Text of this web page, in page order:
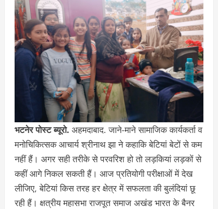
भटनेर पोस्ट ब्यूरो. अहमदाबाद. जाने-माने सामाजिक कार्यकर्ता व
मनोचिकित्सक आचार्य श्रीनाथ झा ने कहाकि बेटियां बेटों से कम
नहीं हैं। अगर सही तरीके से परवरिश हो तो लड़कियां लड़कों से
कहीं आगे निकल सकती हैं। आज प्रतियोगी परीक्षाओं में देख
लीजिए, बेटियां किस तरह हर क्षेत्र में सफलता की बुलंदियां छू
रही हैं। क्षत्रीय महासभा राजपूत समाज अखंड भारत के बैनर